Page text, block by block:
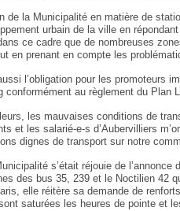
de la Municipalité en matière de
urbain de la ville en
ce cadre que de nombreuses
en prenant en compte les
l’obligation pour les promoteurs
conformément au règlement du Plan
les mauvaises conditions de
et les salarié-e-s d’Aubervilliers
dignes de transport sur notre
s’était réjouie de
des bus 35, 239 et le Noctilien 42
elle réitère sa demande de
saturées les heures de pointe et